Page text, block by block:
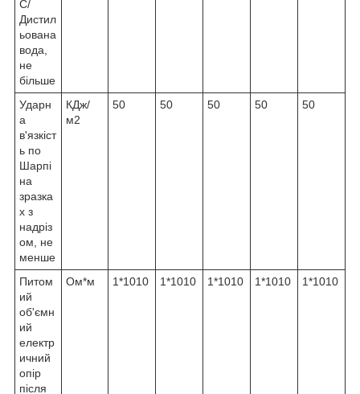
С/
Дистил
ьована
вода,
не
більше
Ударн
а
в'язкіст
ь по
Шарпі
на
зразка
х з
надріз
ом, не
менше
КДж/
м2
50 50 50 50 50
Питом
ий
об'ємн
ий
електр
ичний
опір
після
Ом*м 1*1010 1*1010 1*1010 1*1010 1*1010